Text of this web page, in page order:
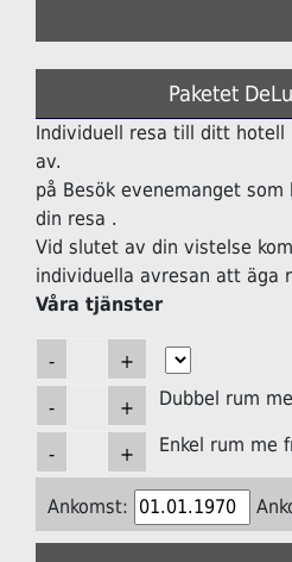
Paketet
Individuell resa till ditt hotell
av.
på Besök evenemanget som
din resa .
Vid slutet av din vistelse
individuella avresan att äga
Våra tjänster
Dubbel rum
Enkel rum me
Ankomst: